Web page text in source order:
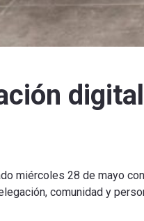
miércoles 28 de mayo
comunidad y